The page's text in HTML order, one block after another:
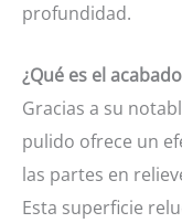
profundidad.
¿Qué es el
Gracias a su
pulido ofrece un
las partes en
Esta superficie